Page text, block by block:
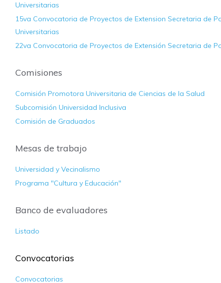
Universitarias
15va Convocatoria de Proyectos de Extension Secretaria de
Universitarias
22va Convocatoria de Proyectos de Extensión Secretaria de
Comisiones
Comisión Promotora Universitaria de Ciencias de la Salud
Subcomisión Universidad Inclusiva
Comisión de Graduados
Mesas de trabajo
Universidad y Vecinalismo
Programa "Cultura y Educación"
Banco de evaluadores
Listado
Convocatorias
Convocatorias